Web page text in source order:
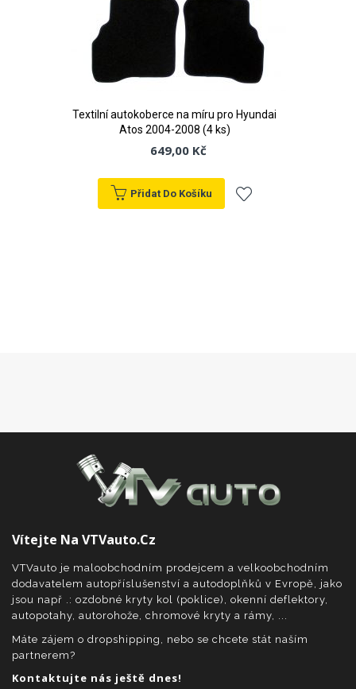
Textilní autokoberce na míru pro Hyundai
Atos 2004-2008 (4 ks)
649,00 Kč
Přidat Do Košíku
Vítejte Na VTVauto.cz
VTVauto je maloobchodním prodejcem a velkoobchodním
dodavatelem autopříslušenství a autodoplňků v Evropě, jako
jsou např .: ozdobné kryty kol (poklice), okenní deflektory,
autopotahy, autorohože, chromové kryty a rámy, ...
Máte zájem o dropshipping, nebo se chcete stát naším
partnerem?
Kontaktujte nás ještě dnes!